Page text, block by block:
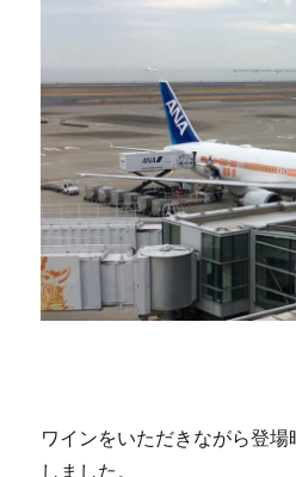
ワインをいただきながら登
しました。